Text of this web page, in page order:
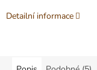
Detailní informace